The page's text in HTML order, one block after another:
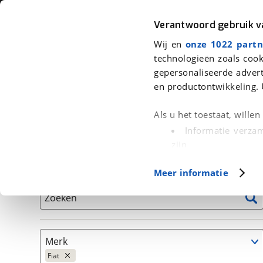
Verantwoord gebruik
Wij en onze 1022
technologieën zoals
gepersonaliseerde
en productontwikkeling.
Als u het toestaat, willen
Informatie
(fingerprinting)
in. U
Cookieverklaring.
Met cookies en
Functionele cookies
Meer informatie
Auto Fiets Motor
We hebben 1 auto voor je gevonden
Zoeken
Merk
Fiat